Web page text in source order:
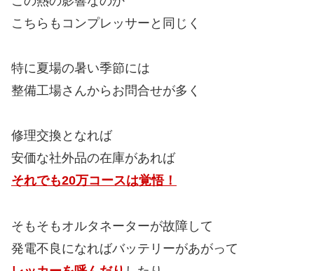
こちらもコンプレッサーと同じく
特に夏場の暑い季節には
整備工場さんからお問合せが多く
修理交換となれば
安価な社外品の在庫があれば
それでも20万コースは覚悟！
そもそもオルタネーターが故障して
発電不良になればバッテリーがあがって